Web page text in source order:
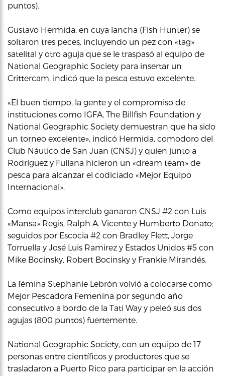
puntos).
Gustavo Hermida, en cuya lancha (Fish Hunter) se
soltaron tres peces, incluyendo un pez con «tag»
satelital y otro aguja que se le traspasó al equipo de
National Geographic Society para insertar un
Crittercam, indicó que la pesca estuvo excelente.
«El buen tiempo, la gente y el compromiso de
instituciones como IGFA, The Billfish Foundation y
National Geographic Society demuestran que ha sido
un torneo excelente», indicó Hermida, comodoro del
Club Náutico de San Juan (CNSJ) y quien junto a
Rodríguez y Fullana hicieron un «dream team» de
pesca para alcanzar el codiciado «Mejor Equipo
Internacional».
Como equipos interclub ganaron CNSJ #2 con Luis
«Mansa» Regis, Ralph A. Vicente y Humberto Donato;
seguidos por Escocia #2 con Bradley Flett, Jorge
Torruella y José Luis Ramirez y Estados Unidos #5 con
Mike Bocinsky, Robert Bocinsky y Frankie Mirandés.
La fémina Stephanie Lebrón volvió a colocarse como
Mejor Pescadora Femenina por segundo año
consecutivo a bordo de la Tati Way y peleó sus dos
agujas (800 puntos) fuertemente.
National Geographic Society, con un equipo de 17
personas entre científicos y productores que se
trasladaron a Puerto Rico para participar en la acción